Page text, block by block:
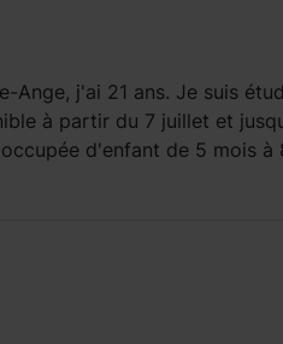
Ange, j'ai 21 ans. Je suis
à partir du 7 juillet et
d'enfant de 5 mois à